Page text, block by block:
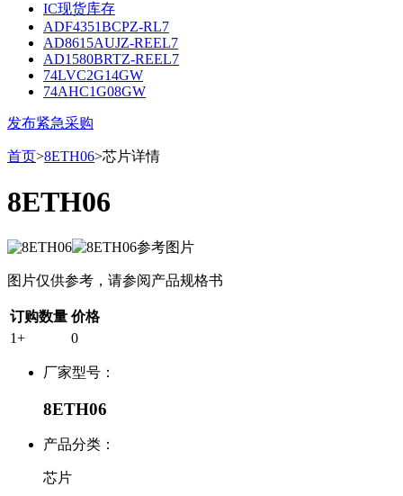
IC现货库存
ADF4351BCPZ-RL7
AD8615AUJZ-REEL7
AD1580BRTZ-REEL7
74LVC2G14GW
74AHC1G08GW
发布紧急采购
首页>8ETH06>芯片详情
8ETH06
图片仅供参考，请参阅产品规格书
订购数量 价格
1+
0
厂家型号：
8ETH06
产品分类：
芯片